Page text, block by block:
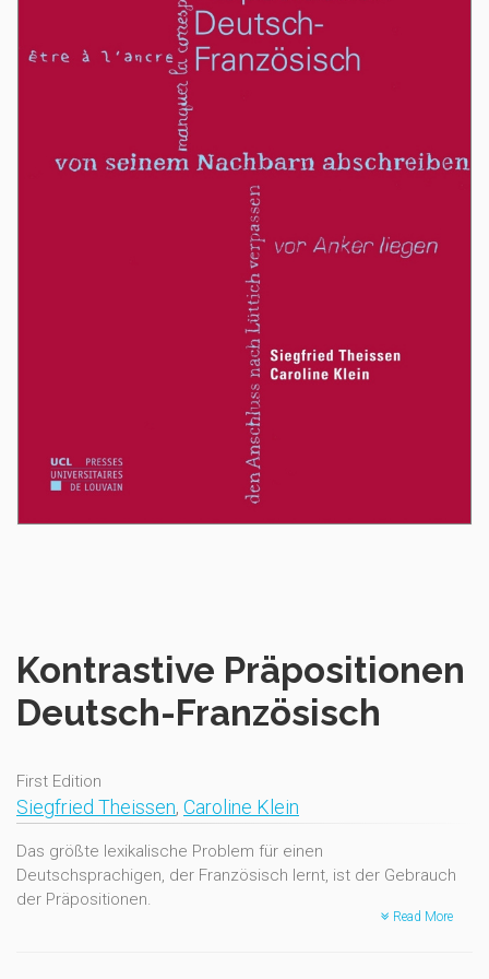
Kontrastive Präpositionen
Deutsch-Französisch
First Edition
Siegfried Theissen, Caroline Klein
Das größte lexikalische Problem für einen
Deutschsprachigen, der Französisch lernt, ist der Gebrauch
der Präpositionen.
Read More